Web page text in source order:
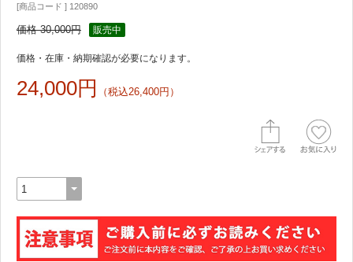
[商品コード ] 120890
価格 30,000円 販売中
価格・在庫・納期確認が必要になります。
24,000円 （税込26,400円）